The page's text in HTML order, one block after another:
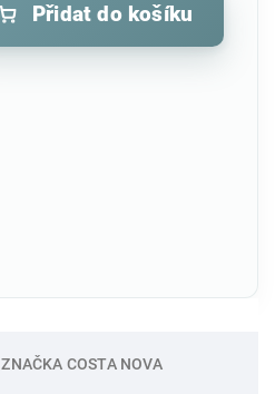
Přidat do košíku
ZNAČKA COSTA NOVA